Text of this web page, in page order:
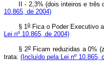
II - 2,3% (dois inteiros e
10.865, de 2004)
§ 1o Fica o Poder Executivo
Lei nº 10.865, de 2004)
§ 2oFicam reduzidas a 0%
trata: (Incluído pela Lei nº 10.865,